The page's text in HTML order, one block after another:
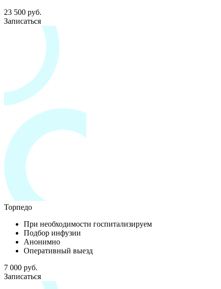
23 500 руб.
Записаться
Торпедо
При необходимости госпитализируем
Подбор инфузии
Анонимно
Оперативный выезд
7 000 руб.
Записаться